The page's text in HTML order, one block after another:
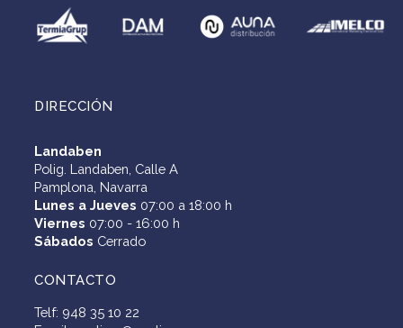
DIRECCIÓN
Landaben
Polig. Landaben, Calle A
Pamplona, Navarra
Lunes a Jueves 07:00 a 18:00 h
Viernes 07:00 - 16:00 h
Sábados Cerrado
CONTACTO
Telf: 948 35 10 22